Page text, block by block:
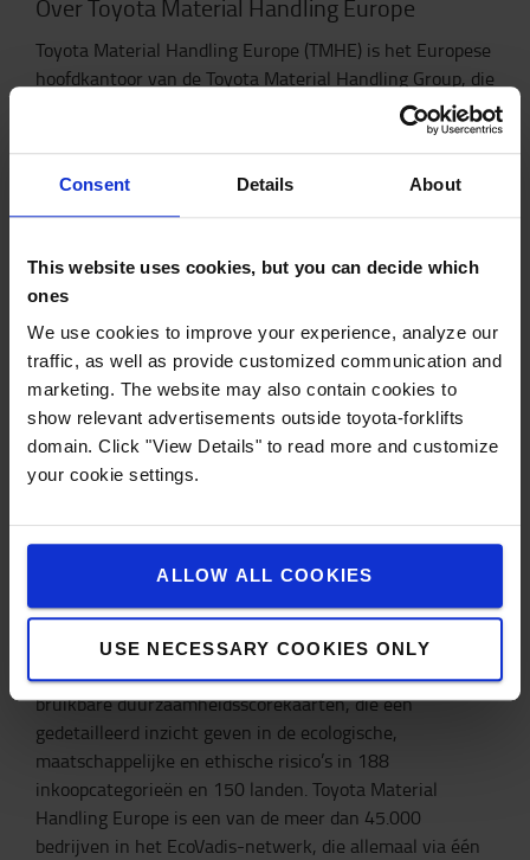
Consent Details About
This website uses cookies, but you can decide which
ones
We use cookies to improve your experience, analyze our
traffic, as well as provide customized communication and
marketing. The website may also contain cookies to
show relevant advertisements outside toyota-forklifts
domain. Click "View Details" to read more and customize
your cookie settings.
ALLOW ALL COOKIES
USE NECESSARY COOKIES ONLY
Over Toyota Material Handling Europe
Toyota Material Handling Europe (TMHE) is het Europese
hoofdkantoor van de Toyota Material Handling Group, die
deel uitmaakt van Toyota Industries Corporation, de
wereldleider op het gebied van interntransportmaterieel.
contragewicht, BT-magazijnvoertuigen en -diensten,
oplossingen met toegevoegde waarde en innovaties voor
landen. Meer dan 95% van de trucks wordt vervaardigd
in TMHE’s Europese fabrieken, die zich in Zweden,
Frankrijk en Italië bevinden. De productie gebeurt
volledig volgens de kwaliteitsnormen van het Toyota
Production System (TPS). Ontdek hoe u uitzonderlijke
efficiëntie in uw bedrijf kunt bereiken. www.toyota-
forklifts.eu.
Over EcoVadis
EcoVadis is ’s werelds meest vertrouwde aanbieder van
samenwerkingstools voor betere prestaties in
wereldwijde toeleveringsketens. Met een krachtig
technologieplatform en een wereldwijd team van
domeinexperts levert EcoVadis gebruiksvriendelijke en
bruikbare duurzaamheidsscorekaarten, die een
gedetailleerd inzicht geven in de ecologische,
maatschappelijke en ethische risico’s in 188
inkoopcategorieën en 150 landen. Toyota Material
Handling Europe is een van de meer dan 45.000
bedrijven in het EcoVadis-netwerk, die allemaal via één